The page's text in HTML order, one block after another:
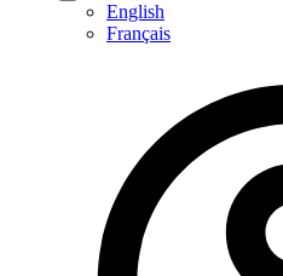
English
Français